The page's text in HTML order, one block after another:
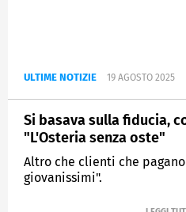
ULTIME NOTIZIE 19 AGOSTO 2025
Si basava sulla fiducia,
"L'Osteria senza oste"
Altro che clienti che
giovanissimi".